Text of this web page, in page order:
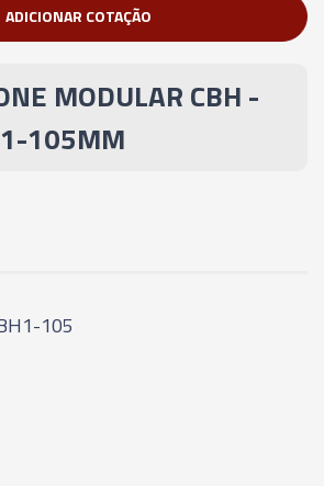
CBH - BT40-CBH2-
CBH - BT40-CBH2-
ADICIONAR COTAÇÃO
MODULAR CBH -
105MM
105